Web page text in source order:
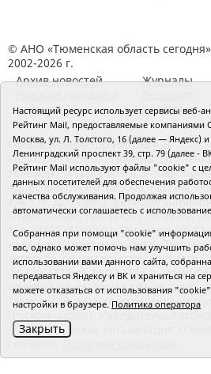
© АНО «Тюменская область
2002-2026 г.
Архив новостей
районов ТО
Журналы
RSS поток
Главный редактор Рябков А.В.
Редакция: 625002, Тюмень,
телефон (3452)49-00-18, e-mail:
Адрес для писем: 625000, Россия,
а/я 371. Для пресс-релизов:
Отдел писем: тел. (3452) 39-90-59.
тел. (3452) 39-90-51. Регистрация
издание «Интернет-газета
сегодня», свидетельство о
ФС77-64918 от 24.02.2016 выдано
службой по надзору в сфере
технологий и массовых
некоммерческая организация
Настоящий ресурс использует сервисы веб-
Рейтинг Mail, предоставляемые компаниями
Москва, ул. Л. Толстого, 16 (далее — Яндекс)
Ленинградский проспект 39, стр. 79 (далее -
Рейтинг Mail используют файлы "cookie" с
данных посетителей для обеспечения
качества обслуживания. Продолжая
автоматически соглашаетесь с
Собранная при помощи "cookie"
вас, однако может помочь нам улучшить
использовании вами данного сайта,
передаваться Яндексу и ВК и храниться на
можете отказаться от использования
настройки в браузере. Политика оператора
Закрыть